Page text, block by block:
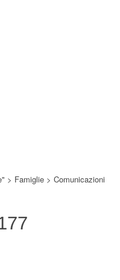
> Famiglie > Comunicazioni